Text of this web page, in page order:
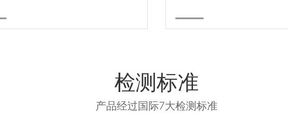
检测标准
产品经过国际7大检测标准